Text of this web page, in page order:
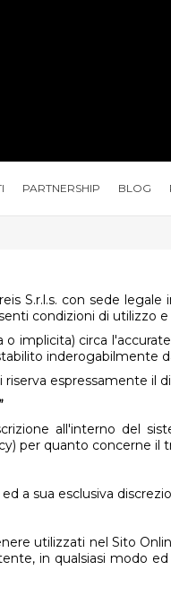
PARTNERSHIP BLOG
S.r.l.s. con sede
condizioni di utilizzo
o implicita) circa
inderogabilmente
riserva espressamente
all'interno del
) per quanto concerne il
a sua esclusiva
utilizzati nel Sito
in qualsiasi modo